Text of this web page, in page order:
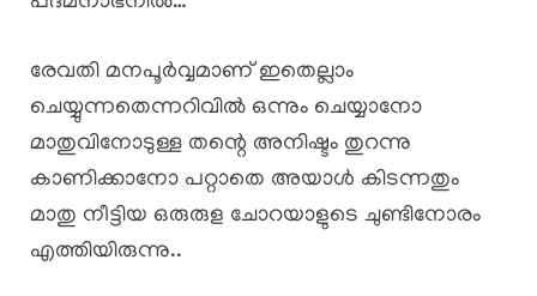
രേവതി മനപൂർവ്വമാണ് ഇതെല്ലാം
ചെയ്യുന്നതെന്നറിവിൽ ഒന്നും ചെയ്യാനോ
മാതുവിനോടുള്ള തന്റെ അനിഷ്ടം തുറന്നു
കാണിക്കാനോ പറ്റാതെ അയാൾ കിടന്നതും
മാതു നീട്ടിയ ഒരുരുള ചോറയാളുടെ ചുണ്ടിനോരം
എത്തിയിരുന്നു..